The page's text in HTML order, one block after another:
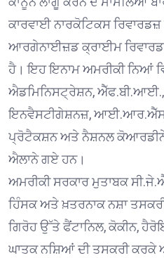
ਕਾਰਵਾਈ ਨਾਰਕੋਟਿਕਸ
ਆਰਗੇਨਾਈਜ਼ਡ ਕ੍ਰਾਈਮ
ਹੈ। ਇਹ ਇਨਾਮ ਅਮਰੀਕੀ ਨਿਆਂ
ਐਡਮਿਨਿਸਟ੍ਰੇਸ਼ਨ, ਐੱਫ.ਬੀ.ਆਈ.,
ਇਨਵੈਸਟੀਗੇਸ਼ਨਜ਼,
ਪ੍ਰੋਟੈਕਸ਼ਨ ਅਤੇ ਨੈਸ਼ਨਲ
ਐਲਾਨੇ ਗਏ ਹਨ।
ਅਮਰੀਕੀ ਸਰਕਾਰ ਮੁਤਾਬਕ
ਹਿੰਸਕ ਅਤੇ ਖ਼ਤਰਨਾਕ ਨਸ਼ਾ
ਗਿਰੋਹ ਉੱਤੇ ਫੈਂਟਾਨਿਲ, ਕੋਕੀਨ,
ਘਾਤਕ ਨਸ਼ਿਆਂ ਦੀ ਤਸਕਰੀ ਕਰਕੇ